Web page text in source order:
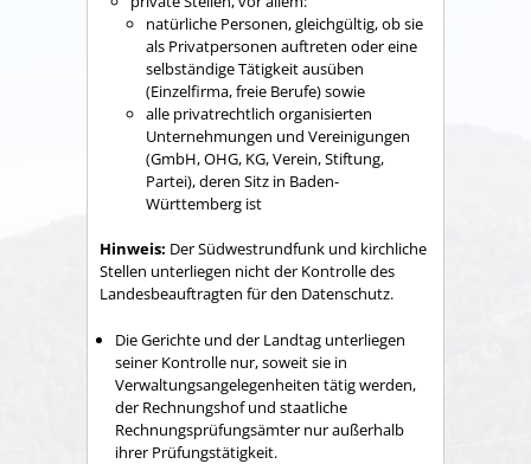
natürliche Personen, gleichgültig, ob sie
als Privatpersonen auftreten oder eine
selbständige Tätigkeit ausüben
(Einzelfirma, freie Berufe) sowie
alle privatrechtlich organisierten
Unternehmungen und Vereinigungen
(GmbH, OHG, KG, Verein, Stiftung,
Partei), deren Sitz in Baden-
Württemberg ist
Hinweis: Der Südwestrundfunk und kirchliche
Stellen unterliegen nicht der Kontrolle des
Landesbeauftragten für den Datenschutz.
Die Gerichte und der Landtag unterliegen
seiner Kontrolle nur, soweit sie in
Verwaltungsangelegenheiten tätig werden,
der Rechnungshof und staatliche
Rechnungsprüfungsämter nur außerhalb
ihrer Prüfungstätigkeit.